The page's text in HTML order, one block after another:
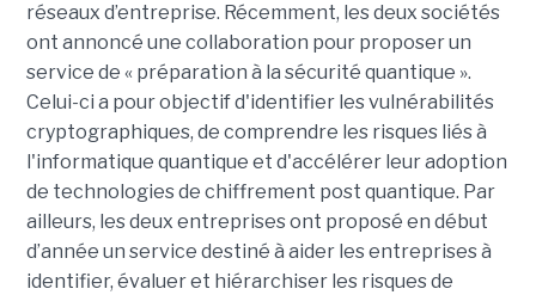
réseaux d’entreprise. Récemment, les deux sociétés
ont annoncé une collaboration pour proposer un
service de « préparation à la sécurité quantique ».
Celui-ci a pour objectif d'identifier les vulnérabilités
cryptographiques, de comprendre les risques liés à
l'informatique quantique et d'accélérer leur adoption
de technologies de chiffrement post quantique. Par
ailleurs, les deux entreprises ont proposé en début
d’année un service destiné à aider les entreprises à
identifier, évaluer et hiérarchiser les risques de